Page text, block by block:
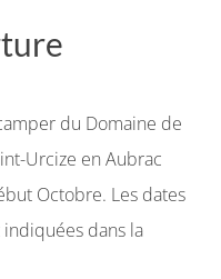
du Domaine de
Urcize en Aubrac
Octobre. Les dates
indiquées dans la